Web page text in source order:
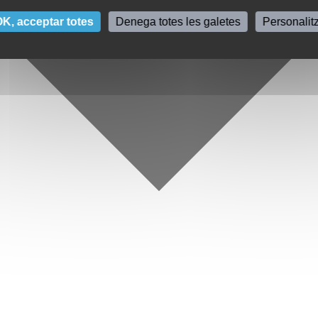
acceptar totes Denega totes les galetes